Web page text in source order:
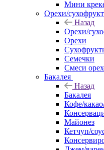
Мини
Орехи/
Назад
Орехи/
Орехи
Семечки
Смеси
Бакалея
Назад
Бакалея
Кофе/
Майонез
Кетчуп/